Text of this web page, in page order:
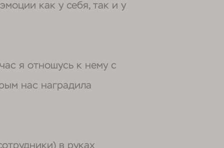
как у себя, так и у
я отношусь к нему с
нас наградила
в руках